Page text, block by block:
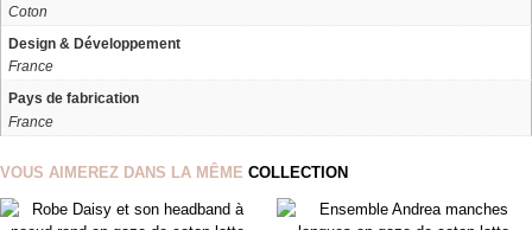
Coton
Design & Développement
France
Pays de fabrication
France
VOUS AIMEREZ DANS LA MÊME COLLECTION